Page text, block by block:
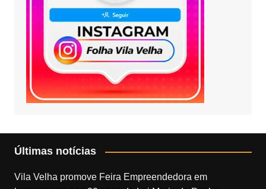
Últimas notícias
Vila Velha promove Feira Empreendedora em